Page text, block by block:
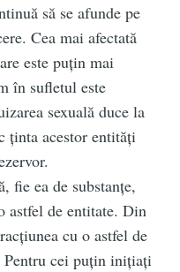
să se afunde pe
Cea mai afectată
este puțin mai
în sufletul este
sexuală duce la
ținta acestor entități
ea de substanțe,
astfel de entitate. Din
cu o astfel de
Pentru cei puțin inițiați